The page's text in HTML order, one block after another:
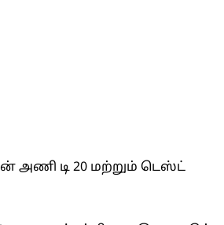
அணி டி 20 மற்றும் டெஸ்ட்